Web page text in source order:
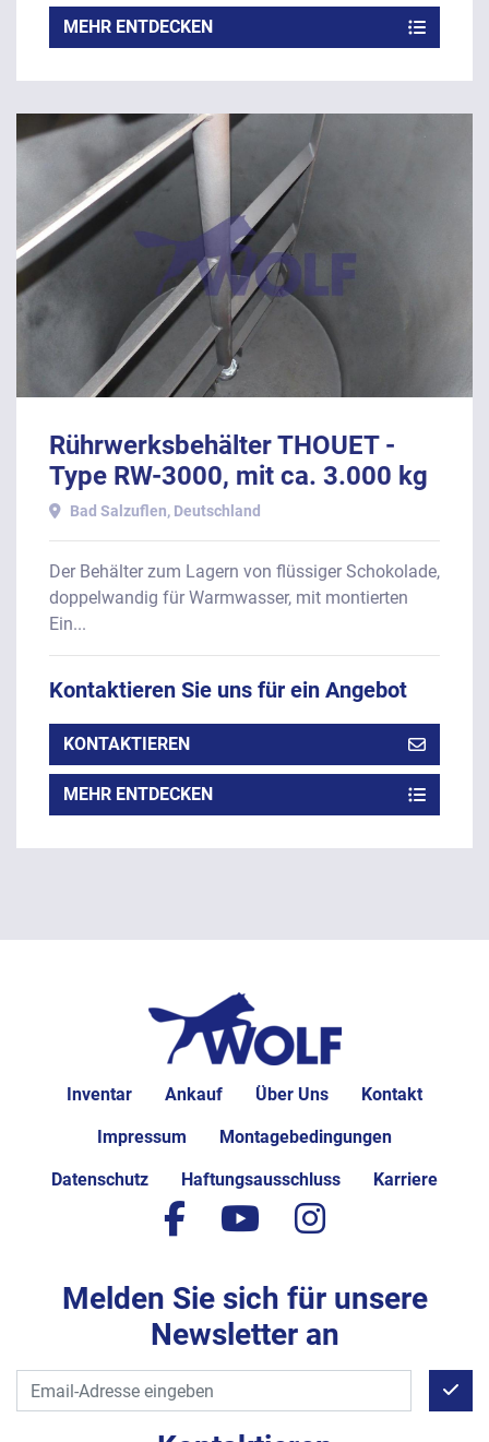
MEHR ENTDECKEN
Rührwerksbehälter THOUET -
Type RW-3000, mit ca. 3.000 kg
Inhalt
Bad Salzuflen, Deutschland
Der Behälter zum Lagern von flüssiger Schokolade,
doppelwandig für Warmwasser, mit montierten
Ein...
Kontaktieren Sie uns für ein Angebot
KONTAKTIEREN
MEHR ENTDECKEN
Inventar Ankauf Über Uns Kontakt
Impressum Montagebedingungen
Datenschutz Haftungsausschluss Karriere
facebook
youtubeinstagram
Melden Sie sich für unsere
Newsletter an